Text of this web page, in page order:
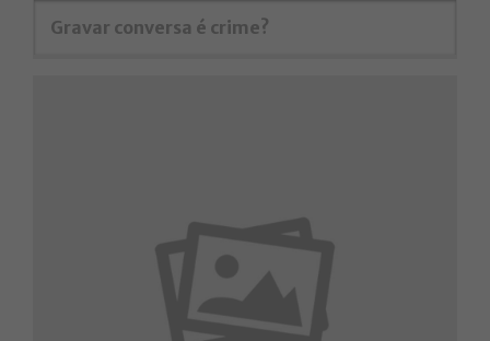
Gravar conversa é crime?